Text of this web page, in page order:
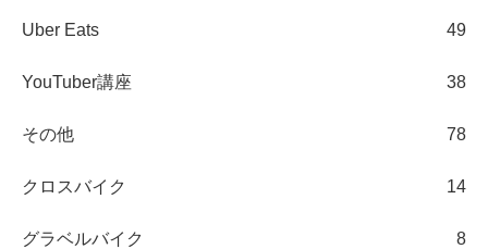
Uber Eats 49
YouTuber講座 38
その他 78
クロスバイク 14
グラベルバイク 8